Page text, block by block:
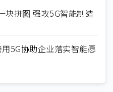
块拼图 强攻5G智能制造
5G协助企业落实智能愿